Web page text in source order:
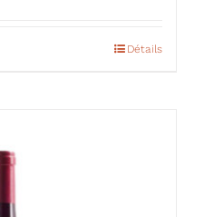
Détails